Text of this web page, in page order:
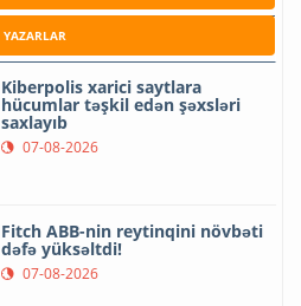
YAZARLAR
Kiberpolis xarici saytlara
hücumlar təşkil edən şəxsləri
saxlayıb
07-08-2026
Fitch ABB-nin reytinqini növbəti
dəfə yüksəltdi!
07-08-2026